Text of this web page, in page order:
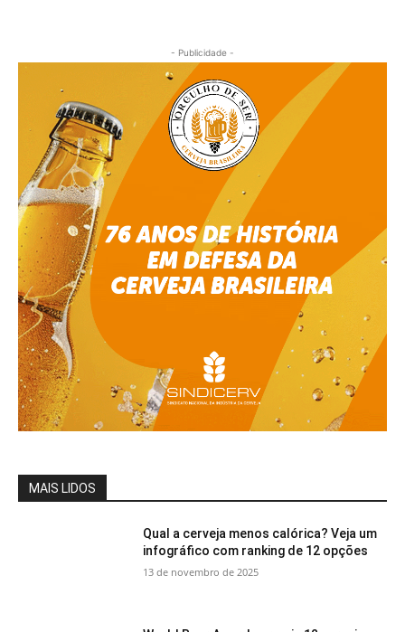
- Publicidade -
MAIS LIDOS
Qual a cerveja menos calórica? Veja um
infográfico com ranking de 12 opções
13 de novembro de 2025